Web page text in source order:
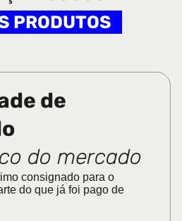
PRODUTOS
de
do mercado
consignado para o
do que já foi pago de